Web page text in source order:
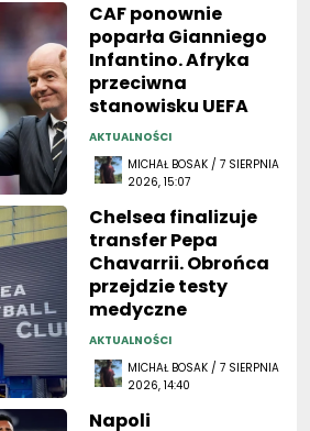
CAF ponownie
poparła Gianniego
Infantino. Afryka
przeciwna
stanowisku UEFA
AKTUALNOŚCI
MICHAŁ BOSAK / 7 SIERPNIA
2026, 15:07
Chelsea finalizuje
transfer Pepa
Chavarrii. Obrońca
przejdzie testy
medyczne
AKTUALNOŚCI
MICHAŁ BOSAK / 7 SIERPNIA
2026, 14:40
Napoli